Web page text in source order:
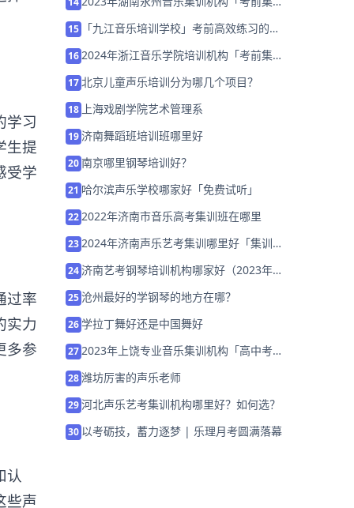
学习
生提
受学
过率
实力
多参
认
些声
15
「九江音乐培训学校」考前高效练习的歌
162024年浙江音乐学院培训机构「考前集训
17北京儿童声乐培训分为哪几个项目？
18 上海戏剧学院艺术管理系
19 济南舞蹈班培训班哪里好
20南京哪里钢琴培训好？
21 哈尔滨声乐学校哪家好「免费试听」
222022年济南市音乐高考集训班在哪里
232024年济南声乐艺考集训哪里好「集训营
24 济南艺考钢琴培训机构哪家好（2023年有
25沧州最好的学钢琴的地方在哪？
26学拉丁舞好还是中国舞好
272023年上饶专业音乐集训机构「高中考前
28潍坊厉害的声乐老师
29河北声乐艺考集训机构哪里好？如何选？
30 以考砺技，蓄力逐梦 | 乐理月考圆满落幕